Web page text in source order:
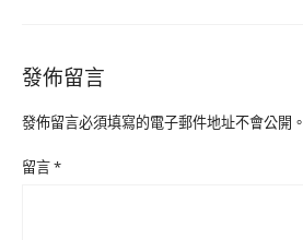
發佈留言
發佈留言必須填寫的電子郵件地址不會公開。
留言*